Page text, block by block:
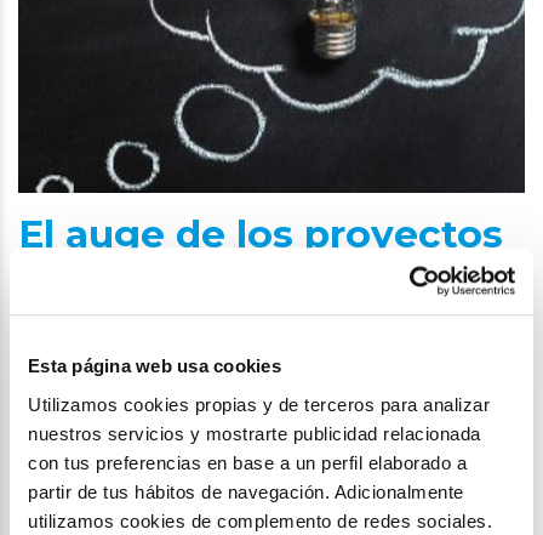
Esta página web usa cookies
Utilizamos cookies propias y de terceros para analizar
nuestros servicios y mostrarte publicidad relacionada
con tus preferencias en base a un perfil elaborado a
partir de tus hábitos de navegación. Adicionalmente
utilizamos cookies de complemento de redes sociales.
El auge de los proyectos